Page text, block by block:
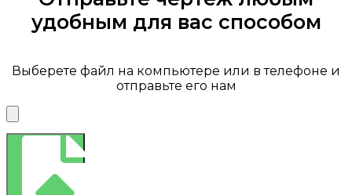
удобным для вас способом
Выберете файл на компьютере или в телефоне и
отправьте его нам